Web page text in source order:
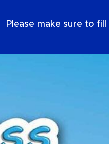
Please make sure to